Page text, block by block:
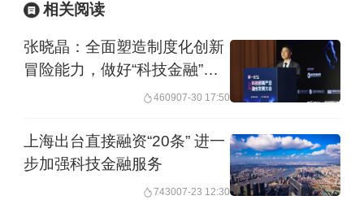
科技金融与无形资产：定价工具亟待创
新
您提到无形资产定价，这与规
划大力发展“科技金融”的方向高度契合。
科创板、“科技板”债券，以及为研发型企
业设计的专属信贷产品，背后都面临共
相关阅读
张晓晶：全面塑造制度化创新
冒险能力，做好“科技金融”大
460907-30 17:50
上海出台直接融资“20条” 进一
步加强科技金融服务
743007-23 12:30